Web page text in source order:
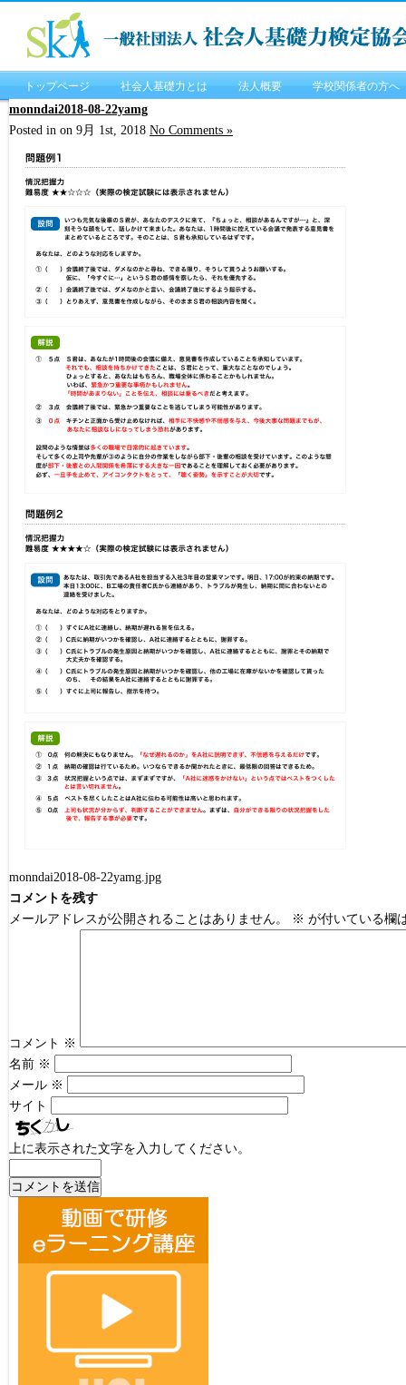
トップページ 社会人基礎力とは 法人概要 学校関係者の方へ
monndai2018-08-22yamg
Posted in on 9月 1st, 2018 No Comments »
monndai2018-08-22yamg.jpg
コメントを残す
メールアドレスが公開されることはありません。
※ が付いている欄
コメント ※
名前 ※
メール ※
サイト
上に表示された文字を入力してください。